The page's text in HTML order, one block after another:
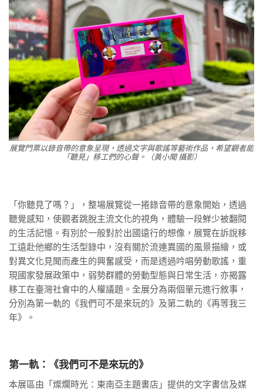
展覽門票以錄音帶的意象呈現，透過文字與歌謠等藝術作品，希望觀者能
「聽見」移工們的心聲。（黃小聞 攝影）
「你聽見了嗎？」，整場展覽從一捲錄音帶的意象開始，透過
聽覺感知，使觀者跳脫主流文化的視角，體驗一段鮮少被翻閱
的生活記憶。有別於一般對於出國遠行的想像，展覽在訴說移
工遠赴他鄉的生活型錄中，沒有關於流連異國的風景描繪，或
對異文化見聞而產生的興奮感受，而是透過吟唱勞動歌謠，重
現國家發展政策中，弱勢群體的勞動型態與日常生活，亦揭露
移工在臺灣社會中的人權議題。全展分為兩個單元進行敘事，
分別為第一軌的《我們可不是來玩的》及第二軌的《再等我三
年》。
第一軌：《我們可不是來玩的》
本展區由「燦爛時光：東南亞主題書店」提供的文字書信及媒